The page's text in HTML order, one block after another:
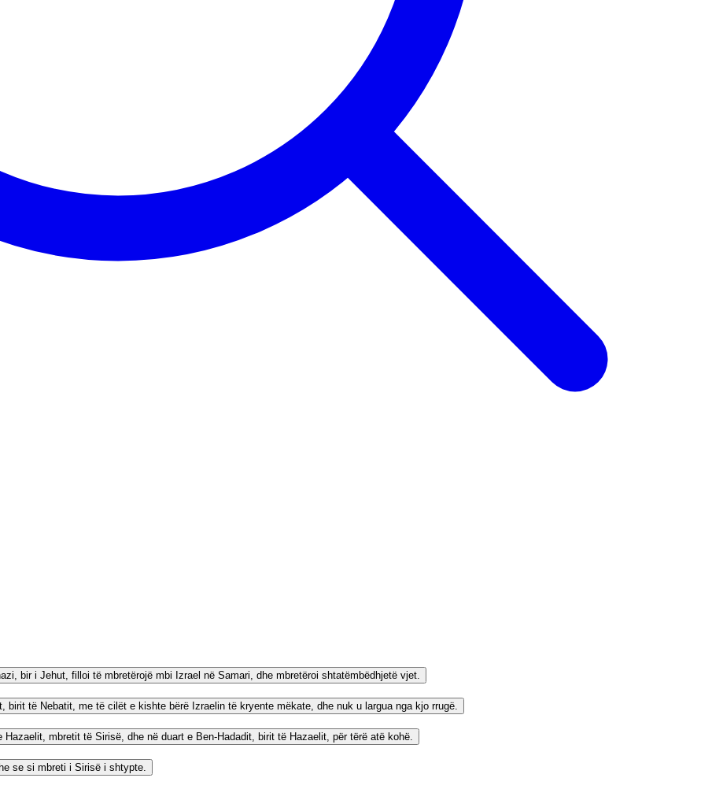
bir i Jehut, filloi të mbretërojë mbi Izrael në Samari, dhe mbretëroi shtatëmbëdhjetë vjet.
të Nebatit, me të cilët e kishte bërë Izraelin të kryente mëkate, dhe nuk u largua nga kjo rrugë.
mbretit të Sirisë, dhe në duart e Ben-Hadadit, birit të Hazaelit, për tërë atë kohë.
se si mbreti i Sirisë i shtypte.